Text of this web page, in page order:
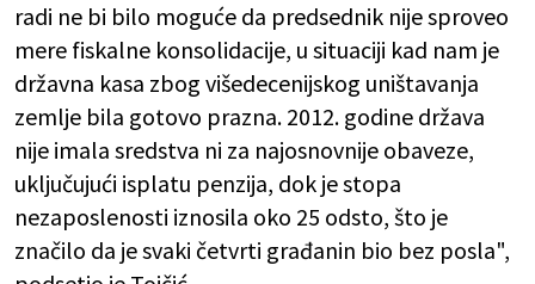
radi ne bi bilo moguće da predsednik nije sproveo
mere fiskalne konsolidacije, u situaciji kad nam je
državna kasa zbog višedecenijskog uništavanja
zemlje bila gotovo prazna. 2012. godine država
nije imala sredstva ni za najosnovnije obaveze,
uključujući isplatu penzija, dok je stopa
nezaposlenosti iznosila oko 25 odsto, što je
značilo da je svaki četvrti građanin bio bez posla",